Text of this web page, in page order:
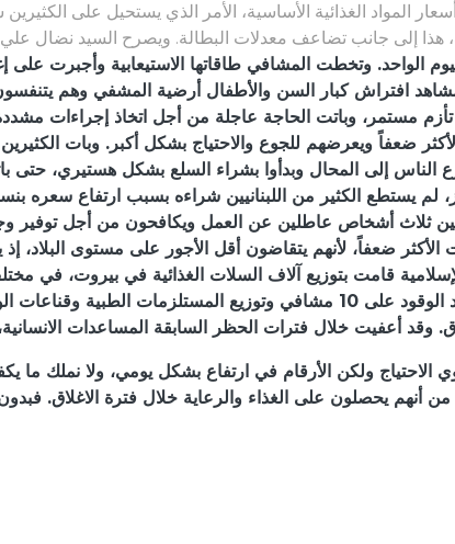
المواد الغذائية الأساسية، الأمر الذي يستحيل على
إلى جانب تضاعف معدلات البطالة. ويصرح السيد نضال علي،
في اليوم الواحد. وتخطت المشافي طاقاتها الاستيعابية وأجبرت
افتراش كبار السن والأطفال أرضية المشفي وهم
مستمر، وباتت الحاجة عاجلة من أجل اتخاذ إجراءات
ضعفاً ويعرضهم للجوع والاحتياج بشكل أكبر. وبات
الناس إلى المحال وبدأوا بشراء السلع بشكل هستيري، حتى
من اللبنانيين شراءه بسبب ارتفاع سعره بنسبة 50% خلال الأسبوع
ثلاث أشخاص عاطلين عن العمل ويكافحون من أجل توفير
قامت بتوزيع آلاف السلات الغذائية في بيروت، في
كما قامت الإغاثة الإسلامية بتوريد الوقود على 10 مشافي وتوزيع
ولكن الأرقام في ارتفاع بشكل يومي، ولا نملك ما
من أنهم يحصلون على الغذاء والرعاية خلال فترة الاغلاق.